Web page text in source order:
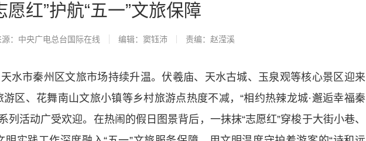
愿红”护航“五一”文旅保障
源：中央广电总台国际在线 编辑：窦钰沛 责编：赵滢溪
市秦州区文旅市场持续升温。伏羲庙、天水古城、玉泉观等核心景区迎来
区、花舞南山文旅小镇等乡村旅游点热度不减，“相约热辣龙城·邂逅幸福秦
列活动广受欢迎。在热闹的假日图景背后，一抹抹“志愿红”穿梭于大街小巷、